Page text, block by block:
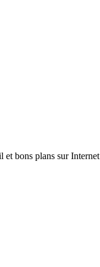
et bons plans sur Internet